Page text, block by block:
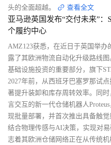
头的全面超越。
查看全文
亚马逊英国发布“交付未来”
个履约中心
AMZ123获悉，在近日于英国举办
露了其欧洲物流自动化升级路线
基础设施投资的重要部分，旗下
2027年前，从西班牙巴塞罗那试
著提升装卸和库存周转效率。同
言交互的新一代仓储机器人
现批量部署，并首次推出具备触
结合物理传感与AI决策，实现对
志着其欧洲仓储网络正在从传统机